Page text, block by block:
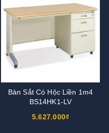
Bàn Sắt Có Hộc Liền 1m4
BS14HK1-LV
5.627.000₫